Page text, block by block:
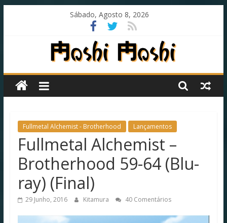
Sábado, Agosto 8, 2026
Moshi
Moshi
Subs
fansub
diferente
todos
os
Fullmetal Alchemist - Brotherhood Lançamentos
Fullmetal Alchemist –
Brotherhood 59-64 (Blu-
ray) (Final)
29 Junho, 2016 Kitamura 40 Comentários